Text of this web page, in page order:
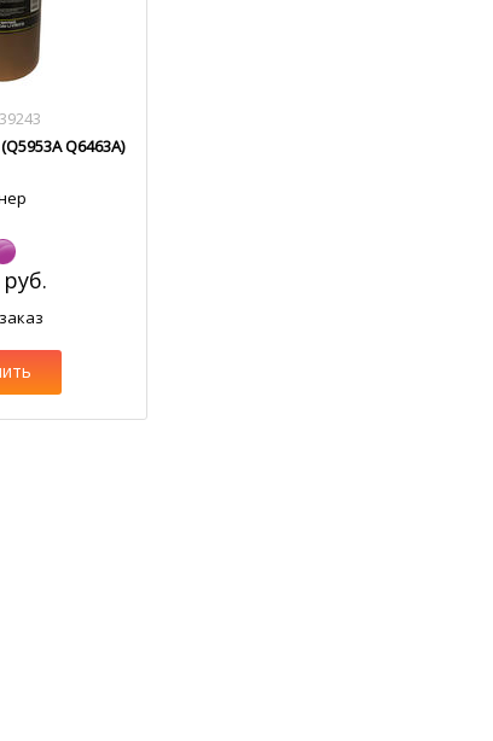
Q6463A)